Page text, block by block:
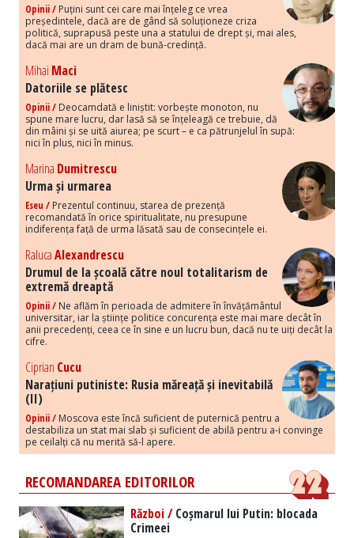
Opinii / Puțini sunt cei care mai înțeleg ce vrea
președintele, dacă are de gând să soluționeze criza
politică, suprapusă peste una a statului de drept și, mai ales,
dacă mai are un dram de bună-credință.
Mihai Maci
Datoriile se plătesc
Opinii / Deocamdată e liniștit: vorbește monoton, nu
spune mare lucru, dar lasă să se înțeleagă ce trebuie, dă
din mâini și se uită aiurea; pe scurt – e ca pătrunjelul în supă:
nici în plus, nici în minus.
Marina Dumitrescu
Urma și urmarea
Eseu / Prezentul continuu, starea de prezență
recomandată în orice spiritualitate, nu presupune
indiferența față de urma lăsată sau de consecințele ei.
RalucaAlexandrescu
Drumul de la școală către noul totalitarism de
extremă dreaptă
Opinii / Ne aflăm în perioada de admitere în învățământul
universitar, iar la științe politice concurența este mai mare decât în
anii precedenți, ceea ce în sine e un lucru bun, dacă nu te uiți decât la
cifre.
Ciprian Cucu
Narațiuni putiniste: Rusia măreață și inevitabilă
(II)
Opinii / Moscova este încă suficient de puternică pentru a
destabiliza un stat mai slab și suficient de abilă pentru a-i convinge
pe ceilalți că nu merită să-l apere.
RECOMANDAREA EDITORILOR
Război /Coșmarul lui Putin: blocada
Crimeei